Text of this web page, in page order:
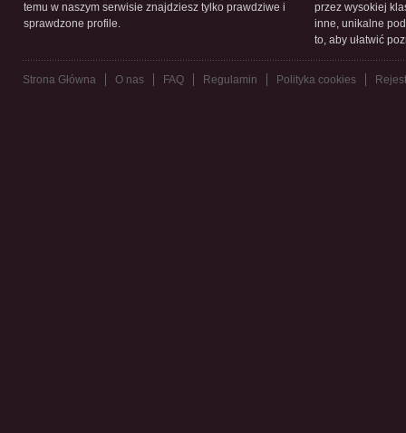
temu w naszym serwisie znajdziesz tylko prawdziwe i
sprawdzone profile.
przez wysokiej
inne, unikalne
to, aby ułatwić
Strona Główna O nas FAQ Regulamin Polityka cookies